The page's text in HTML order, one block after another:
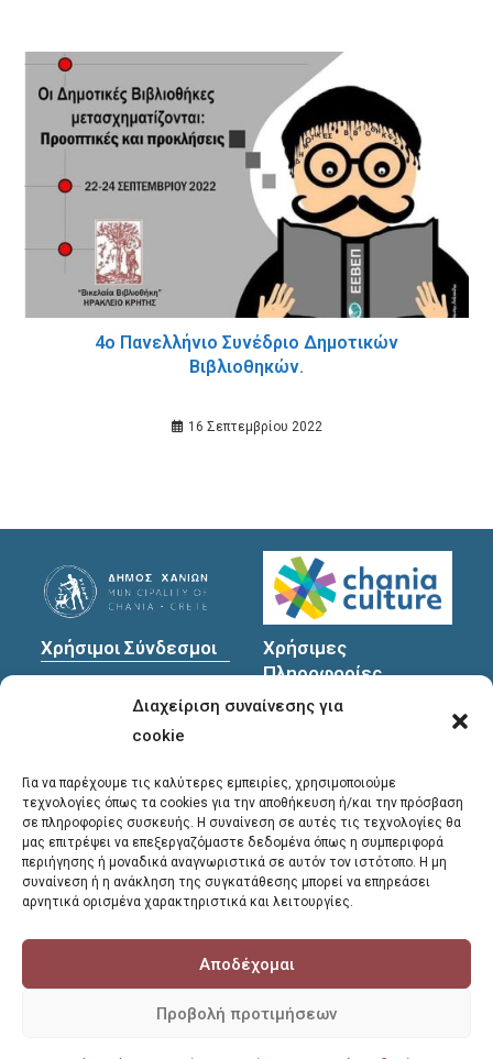
Διαχείριση συναίνεσης για
cookie
Για να παρέχουμε τις καλύτερες εμπειρίες, χρησιμοποιούμε
τεχνολογίες όπως τα cookies για την αποθήκευση ή/και την πρόσβαση
σε πληροφορίες συσκευής. Η συναίνεση σε αυτές τις τεχνολογίες θα
μας επιτρέψει να επεξεργαζόμαστε δεδομένα όπως η συμπεριφορά
περιήγησης ή μοναδικά αναγνωριστικά σε αυτόν τον ιστότοπο. Η μη
συναίνεση ή η ανάκληση της συγκατάθεσης μπορεί να επηρεάσει
αρνητικά ορισμένα χαρακτηριστικά και λειτουργίες.
Αποδέχομαι
Προβολή προτιμήσεων
4ο Πανελλήνιο Συνέδριο Δημοτικών
Βιβλιοθηκών.
16 Σεπτεμβρίου 2022
Χρήσιμοι Σύνδεσμοι
Προσωπικών
Χρήσιμες
Πληροφορίες
Διεύθυνση
Χανιά, 731 35
Τηλέφωνα
επικοινωνίας:
28213 41661
28213
E-mail
library@chania.gr